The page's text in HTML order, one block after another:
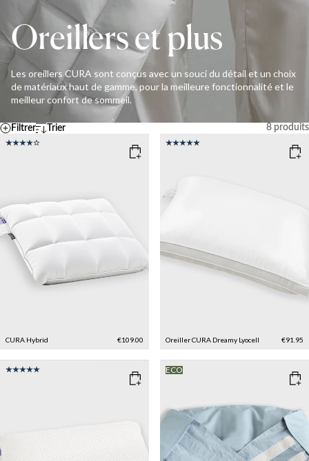
Oreillers et plus
Les oreillers CURA sont conçus avec un souci du détail et un choix
de matériaux haut de gamme, pour la meilleure fonctionnalité et le
meilleur confort de sommeil.
Filtrer Trier 8 produits
Température
Par défaut
A – Z
Nouveautés
CURA Hybrid €109.00 Oreiller CURA Dreamy Lyocell €91.95
ECO